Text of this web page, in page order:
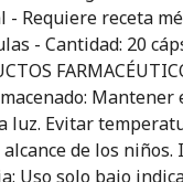
Requiere receta
- Cantidad: 20
luz. Evitar
de los niños.
Uso solo bajo